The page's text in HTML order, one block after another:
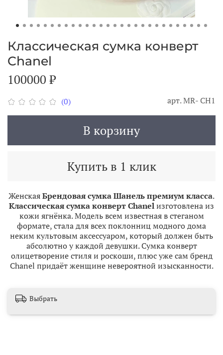
(0) арт.MR- CH1
Классическая сумка конверт
Chanel
100000 ₽
В корзину
Купить в 1 клик
ЖенскаяБрендовая сумка Шанель премиум класса.
Классическая сумка конверт Chanelизготовлена из
кожи ягнёнка. Модель всем известная в стеганом
формате, стала для всех поклонниц модного дома
неким культовым аксессуаром, который должен быть
абсолютно у каждой девушки. Сумка конверт
олицетворение стиля и роскоши, плюс уже сам бренд
Chanel придаёт женщине невероятной изысканности.
Выбрать